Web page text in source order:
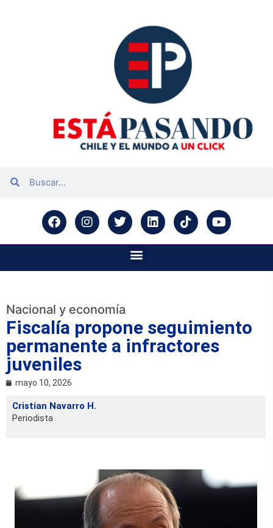
Nacional y economía
Fiscalía propone seguimiento
permanente a infractores
juveniles
mayo 10, 2026
Cristian Navarro H.
Periodista